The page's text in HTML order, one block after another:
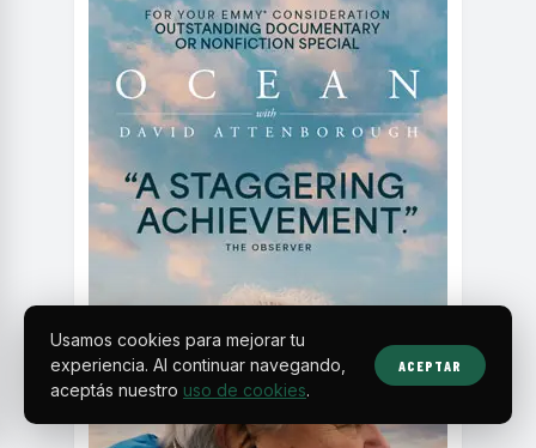
Usamos cookies para mejorar tu
experiencia. Al continuar navegando,
aceptás nuestro uso de cookies.
ACEPTAR